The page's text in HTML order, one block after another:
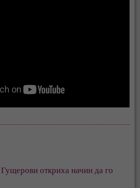
откриха начин да го